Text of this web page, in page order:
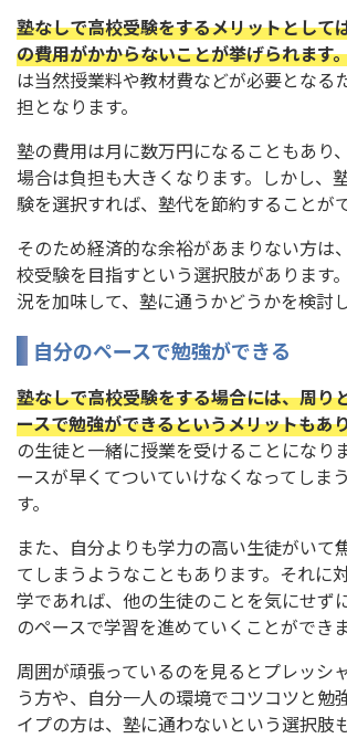
塾なしで高校受験をするメリットとして
の費用がかからないことが挙げられます
は当然授業料や教材費などが必要となる
担となります。
塾の費用は月に数万円になることもあり
場合は負担も大きくなります。しかし、
験を選択すれば、塾代を節約することが
そのため経済的な余裕があまりない方は
校受験を目指すという選択肢があります
況を加味して、塾に通うかどうかを検討
自分のペースで勉強ができる
塾なしで高校受験をする場合には、周り
ースで勉強ができるというメリットもあ
の生徒と一緒に授業を受けることになり
ースが早くてついていけなくなってしま
す。
また、自分よりも学力の高い生徒がいて
てしまうようなこともあります。それに
学であれば、他の生徒のことを気にせず
のペースで学習を進めていくことができま
周囲が頑張っているのを見るとプレッシ
う方や、自分一人の環境でコツコツと勉
イプの方は、塾に通わないという選択肢